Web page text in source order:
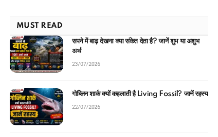
MUST READ
सपने में बाढ़ देखना क्या संकेत देता है? जानें शुभ या अशुभ
अर्थ
23/07/2026
गोब्लिन शार्क क्यों कहलाती है Living Fossil? जानें रहस्य
22/07/2026